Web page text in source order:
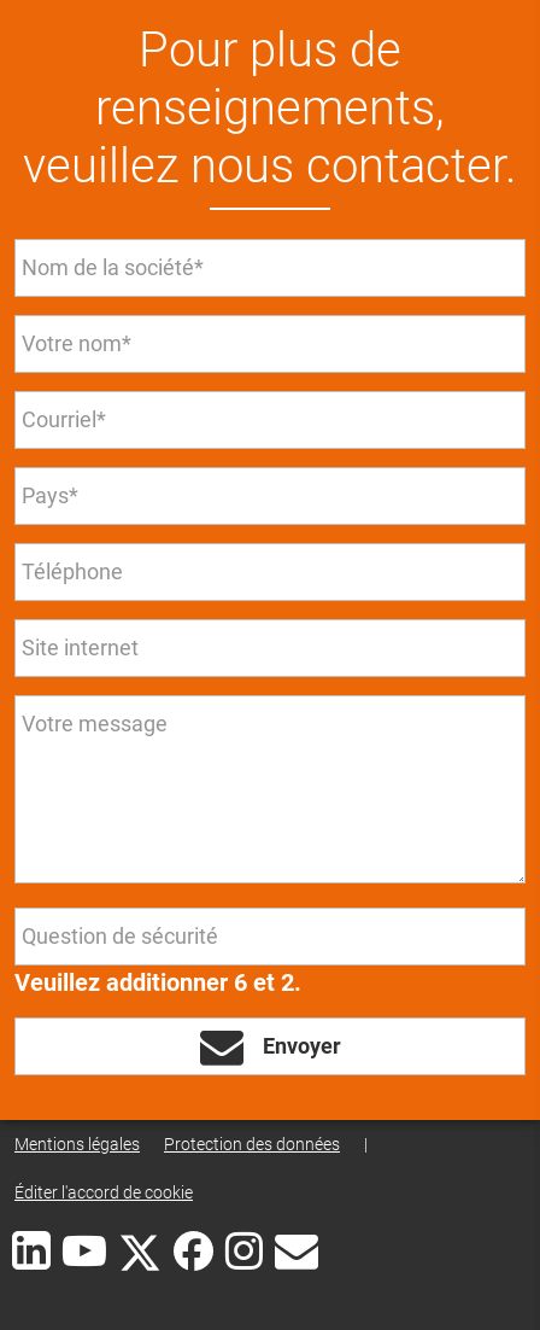
Pour plus de
renseignements,
veuillez nous contacter.
Veuillez additionner 6 et 2.
Envoyer
Mentions légales Protection des données |
Éditer l'accord de cookie